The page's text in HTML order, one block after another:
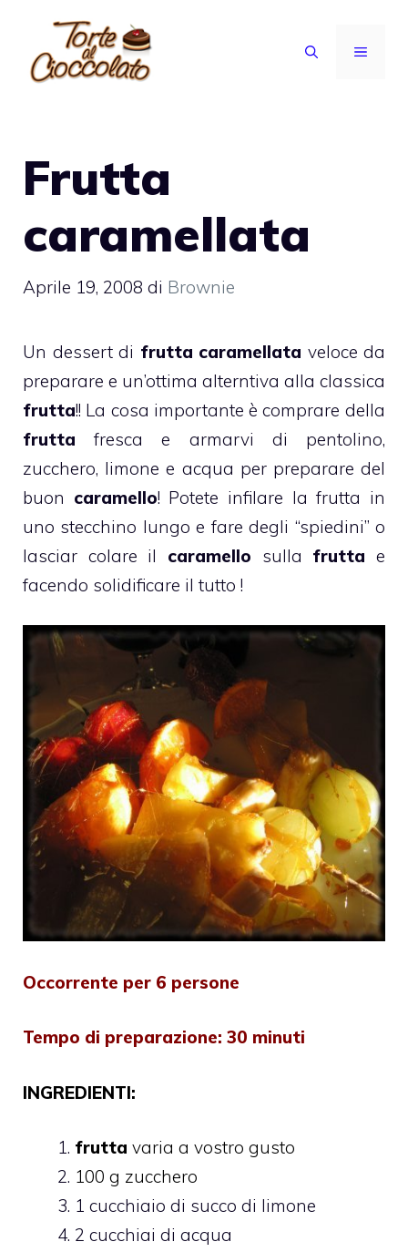
contenuto
MENU
Frutta
caramellata
Aprile 19, 2008 di Brownie
Un dessert di frutta caramellata veloce da
preparare e un’ottima alterntiva alla classica
frutta!! La cosa importante è comprare della
frutta fresca e armarvi di pentolino,
zucchero, limone e acqua per preparare del
buon caramello! Potete infilare la frutta in
uno stecchino lungo e fare degli “spiedini” o
lasciar colare il caramello sulla frutta e
facendo solidificare il tutto !
Occorrente per 6 persone
Tempo di preparazione: 30 minuti
INGREDIENTI:
frutta varia a vostro gusto
100 g zucchero
1 cucchiaio di succo di limone
2 cucchiai di acqua